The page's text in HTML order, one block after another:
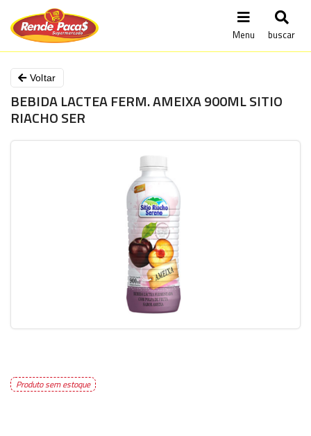
Menu buscar
Voltar
BEBIDA LACTEA FERM. AMEIXA 900ML SITIO
RIACHO SER
Produto sem estoque